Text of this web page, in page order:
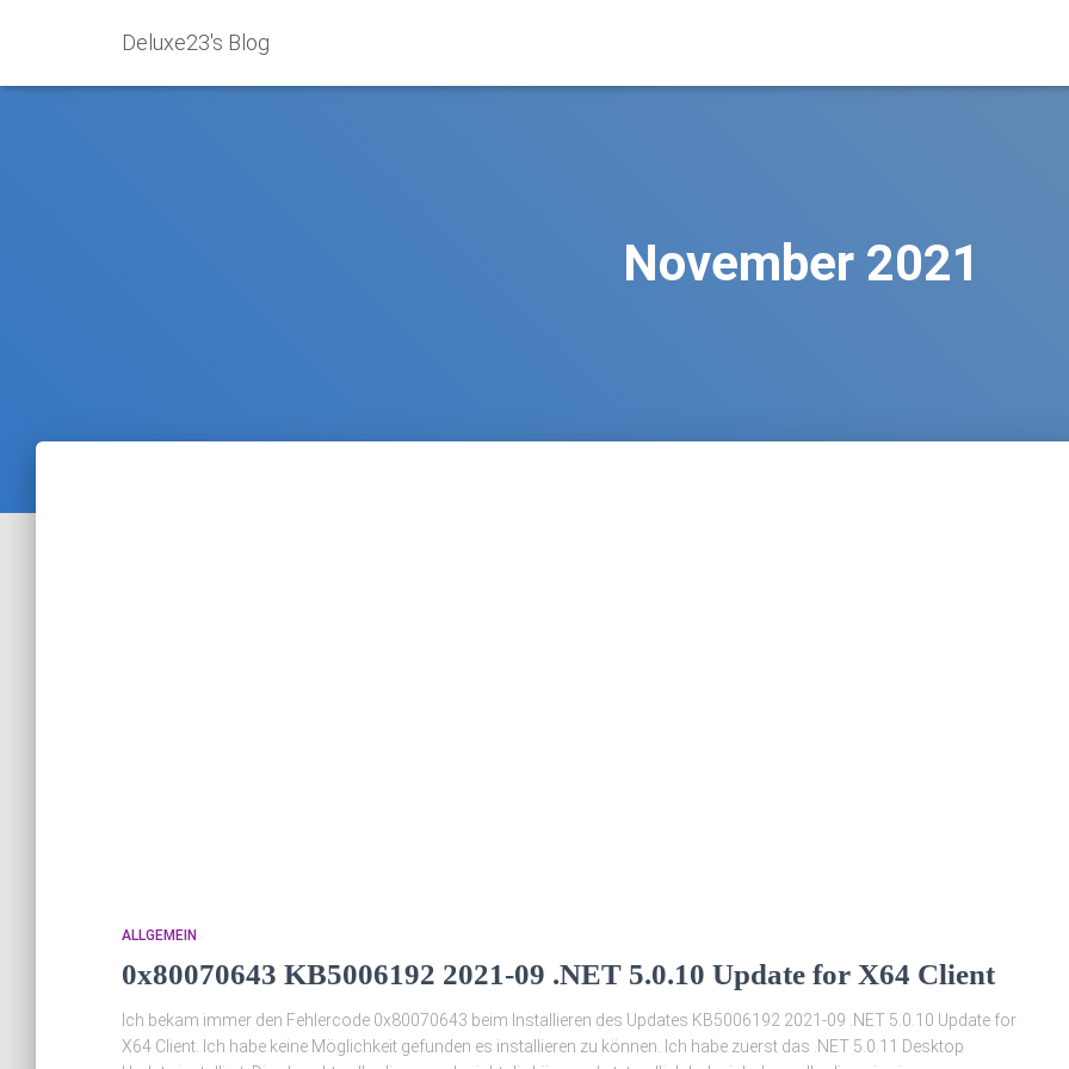
Deluxe23's Blog
November 2021
ALLGEMEIN
0x80070643 KB5006192 2021-09 .NET 5.0.10 Update for X64 Client
Ich bekam immer den Fehlercode 0x80070643 beim Installieren des Updates KB5006192 2021-09 .NET 5.0.10 Update for
X64 Client. Ich habe keine Möglichkeit gefunden es installieren zu können. Ich habe zuerst das .NET 5.0.11 Desktop